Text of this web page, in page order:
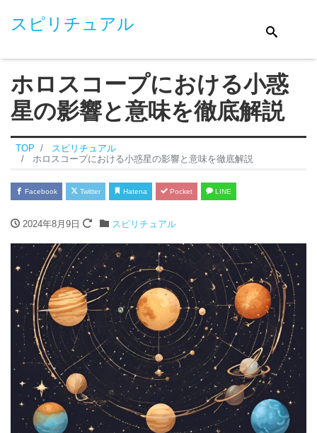
スピリチュアル
ホロスコープにおける小惑
星の影響と意味を徹底解説
TOP
スピリチュアル
ホロスコープにおける小惑星の影響と意味を徹底解説
Facebook Twitter Hatena Pocket LINE
2024年8月9日 スピリチュアル